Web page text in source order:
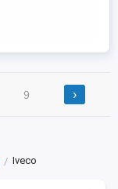
9 ›
Iveco